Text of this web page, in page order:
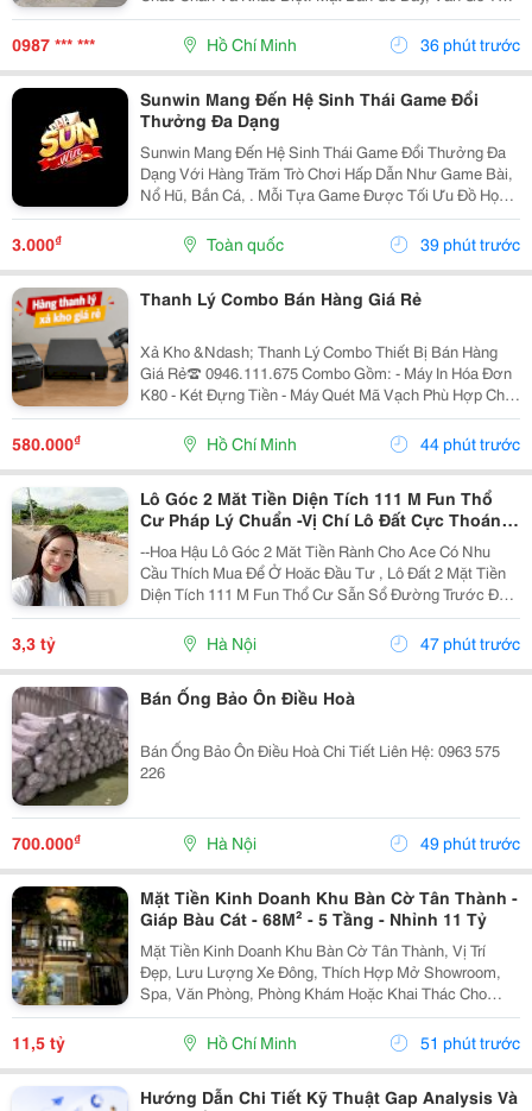
Nhiên Đẹp Mắt Kết Hợp Cùng Hệ Chân Sắt Hiện Đại,
Tạo Nên Tổng Thể Vừa Bền Bỉ Vừa Tinh Tế. Mẫu Bàn
0987 *** *** Hồ Chí Minh 36 phút trước
Sunwin Mang Đến Hệ Sinh Thái Game Đổi
Thưởng Đa Dạng
Sunwin Mang Đến Hệ Sinh Thái Game Đổi Thưởng Đa
Dạng Với Hàng Trăm Trò Chơi Hấp Dẫn Như Game Bài,
Nổ Hũ, Bắn Cá, . Mỗi Tựa Game Được Tối Ưu Đồ Họa
Sắc Nét, Thao Tác Mượt Mà, Tỷ Lệ Trả Thưởng Cạnh
Tranh Cùng Hệ Thống Bảo Mật Hiện Đại.
3.000₫ Toàn quốc 39 phút trước
Thanh Lý Combo Bán Hàng Giá Rẻ
Xả Kho &Ndash; Thanh Lý Combo Thiết Bị Bán Hàng
Giá Rẻ☎️ 0946.111.675 Combo Gồm: - Máy In Hóa Đơn
K80 - Két Đựng Tiền - Máy Quét Mã Vạch Phù Hợp Cho
Tạp Hóa, Shop, Siêu Thị Mini, Quán Ăn, Cafe... ☎️ Liên
Hệ: 0946.111.675 Kazuko Việt Nam...
580.000₫ Hồ Chí Minh 44 phút trước
Lô Góc 2 Măt Tiền Diện Tích 111 M Fun Thổ
Cư Pháp Lý Chuẩn -Vị Chí Lô Đất Cực Thoáng
Mát ,Đất Nằm Mặt Đường Chục
--Hoa Hậu Lô Góc 2 Măt Tiền Rành Cho Ace Có Nhu
Cầu Thích Mua Để Ở Hoăc Đầu Tư , Lô Đất 2 Mặt Tiền
Diện Tích 111 M Fun Thổ Cư Sẫn Sổ Đường Trước Đất
Chuẩn Bị Đang Giải Nhựa Rộng 5,,5 M 2 Ô Tô Tránh
Nhau Vị Trí Đất Sát Trường Học Cấp 1 Thôn Thanh...
3,3 tỷ Hà Nội 47 phút trước
Bán Ống Bảo Ôn Điều Hoà
Bán Ống Bảo Ôn Điều Hoà Chi Tiết Liên Hệ: 0963 575
226
700.000₫ Hà Nội 49 phút trước
Mặt Tiền Kinh Doanh Khu Bàn Cờ Tân Thành -
Giáp Bàu Cát - 68M² - 5 Tầng - Nhỉnh 11 Tỷ
Mặt Tiền Kinh Doanh Khu Bàn Cờ Tân Thành, Vị Trí
Đẹp, Lưu Lượng Xe Đông, Thích Hợp Mở Showroom,
Spa, Văn Phòng, Phòng Khám Hoặc Khai Thác Cho
Thuê. Ưu Điểm Nổi Bật: Diện Tích: 68M&Sup2; Kết
Cấu: 4 Tầng + Sân Thượng 6 Phòng Ngủ Khép Kín...
11,5 tỷ Hồ Chí Minh 51 phút trước
Hướng Dẫn Chi Tiết Kỹ Thuật Gap Analysis Và